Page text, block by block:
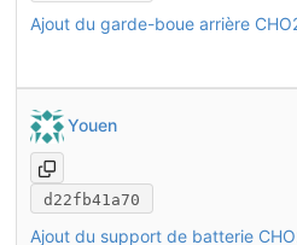
Ajout du garde-boue arrière
Youen
d22fb41a70
Ajout du support de batterie